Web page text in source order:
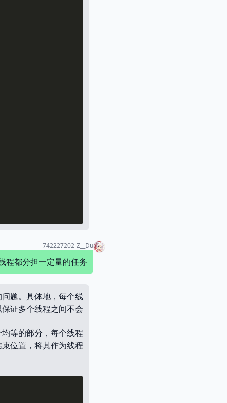
742227202-Z__Du
程都分担一定量的任务
题。具体地，每个线
证多个线程之间不会
等的部分，每个线程
位置，将其作为线程